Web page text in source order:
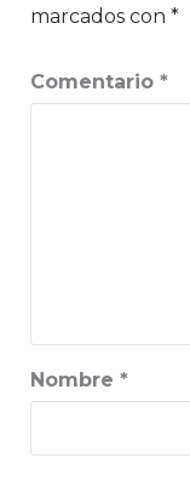
marcados con *
Comentario *
Nombre *